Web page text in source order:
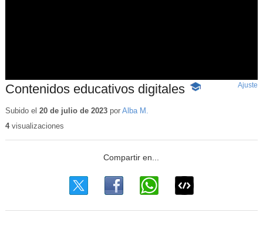
Contenidos educativos digitales -
Ajuste
Subido el 20 de julio de 2023por Alba M.
4visualizaciones